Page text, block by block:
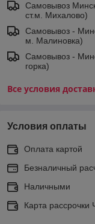
Самовывоз
ст.м. Михалово)
Самовывоз -
м. Малиновка)
Самовывоз -
горка)
Все условия
Условия оплаты
Оплата картой
Безналичный
Наличными
Карта рассрочки